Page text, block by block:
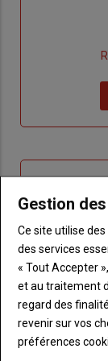
de
me
TITRE
Body
Gestion
Ce site utilise
des services
« Tout Accepter
et au traitement
regard des
revenir sur vos
préférences